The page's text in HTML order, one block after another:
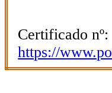
Certificado
https://